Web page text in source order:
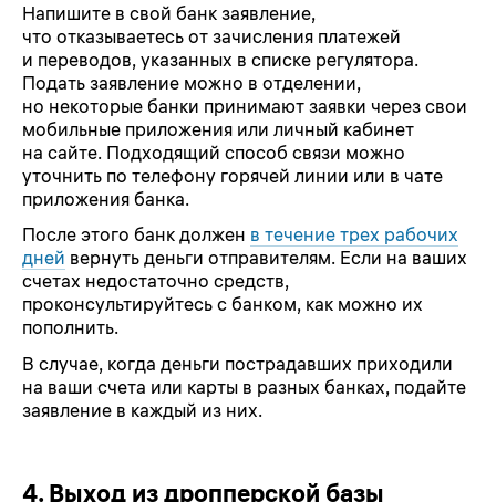
Напишите в свой банк заявление,
что отказываетесь от зачисления платежей
и переводов, указанных в списке регулятора.
Подать заявление можно в отделении,
но некоторые банки принимают заявки через свои
мобильные приложения или личный кабинет
на сайте. Подходящий способ связи можно
уточнить по телефону горячей линии или в чате
приложения банка.
После этого банк должен в течение трех рабочих
дней вернуть деньги отправителям. Если на ваших
счетах недостаточно средств,
проконсультируйтесь с банком, как можно их
пополнить.
В случае, когда деньги пострадавших приходили
на ваши счета или карты в разных банках, подайте
заявление в каждый из них.
4. Выход из дропперской базы